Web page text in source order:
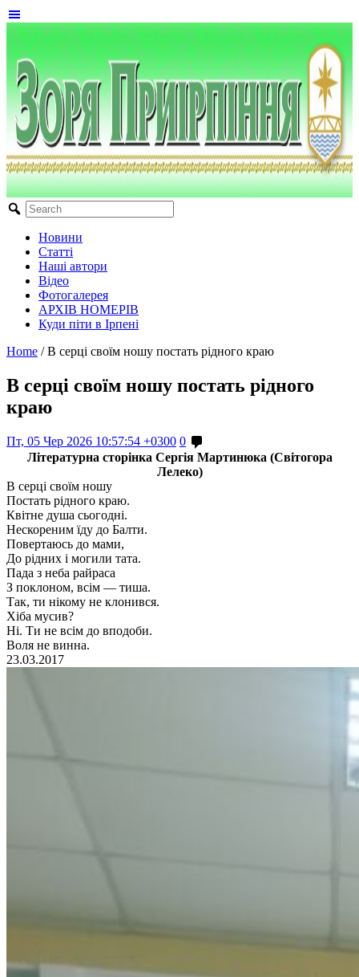
Новини
Статті
Наші автори
Відео
Фотогалерея
АРХІВ НОМЕРІВ
Куди піти в Ірпені
Home / В серці своїм ношу постать рідного краю
В серці своїм ношу постать рідного
краю
Пт, 05 Чер 2026 10:57:54 +0300 0
Літературна сторінка Сергія Мартинюка (Світогора
Лелеко)
В серці своїм ношу
Постать рідного краю.
Квітне душа сьогодні.
Нескореним їду до Балти.
Повертаюсь до мами,
До рідних і могили тата.
Пада з неба райраса
З поклоном, всім — тиша.
Так, ти нікому не клонився.
Хіба мусив?
Ні. Ти не всім до вподоби.
Воля не винна.
23.03.2017